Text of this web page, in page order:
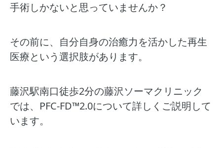
手術しかないと思っていませんか？
その前に、自分自身の治癒力を活かした再生
医療という選択肢があります。
藤沢駅南口徒歩2分の藤沢ソーマクリニック
では、PFC-FD™2.0について詳しくご説明して
います。